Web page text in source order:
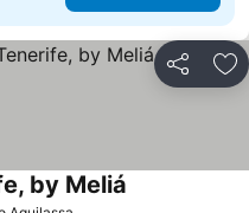
Jaa
by Meliá